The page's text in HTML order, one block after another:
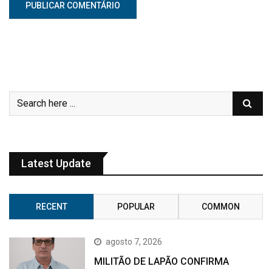
Latest Update
RECENT POPULAR COMMON
agosto 7, 2026
MILITÃO DE LAPÃO CONFIRMA